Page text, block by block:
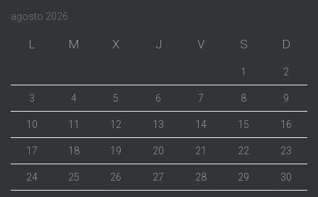
agosto 2026
L M X J V S D
1 2
3 4 5 6 7 8 9
10 11 12 13 14 15 16
17 18 19 20 21 22 23
24 25 26 27 28 29 30